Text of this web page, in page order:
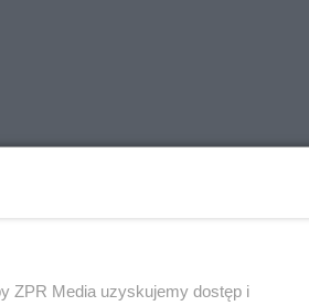
ZPR Media uzyskujemy dostęp i